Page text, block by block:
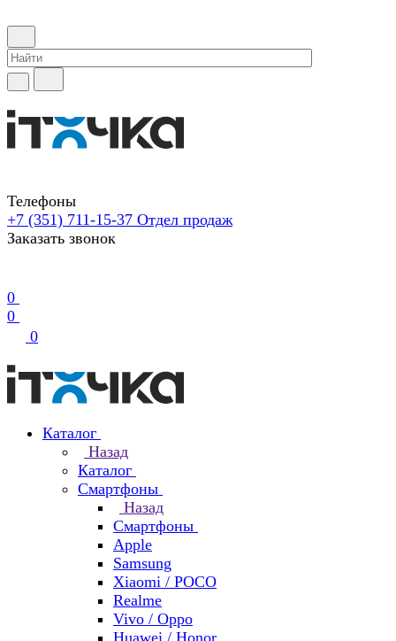
Телефоны
+7 (351) 711-15-37 Отдел продаж
Заказать звонок
0
0
0
Каталог
Назад
Каталог
Смартфоны
Назад
Смартфоны
Apple
Samsung
Xiaomi / POCO
Realme
Vivo / Oppo
Huawei / Honor